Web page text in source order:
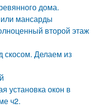
дома.
мансарды
второй этаж
скосом. Делаем из
установка окон в
ч2.